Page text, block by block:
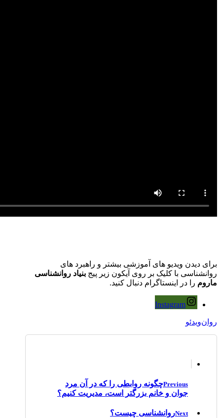
برای دیدن ویدیو های آموزشی بیشتر و راهبرد های
روانشناسی با کلیک بر روی آیکون زیر پیج بنیاد روانشناسی
ماروم را در اینستاگرام دنبال کنید.
Instagram
روان‌ویدئو
Previousچگونه روابطی را که در آن مرد
جوان و خانم بزرگتر است، مدیریت کنیم؟
Nextروانشناسی چیست؟